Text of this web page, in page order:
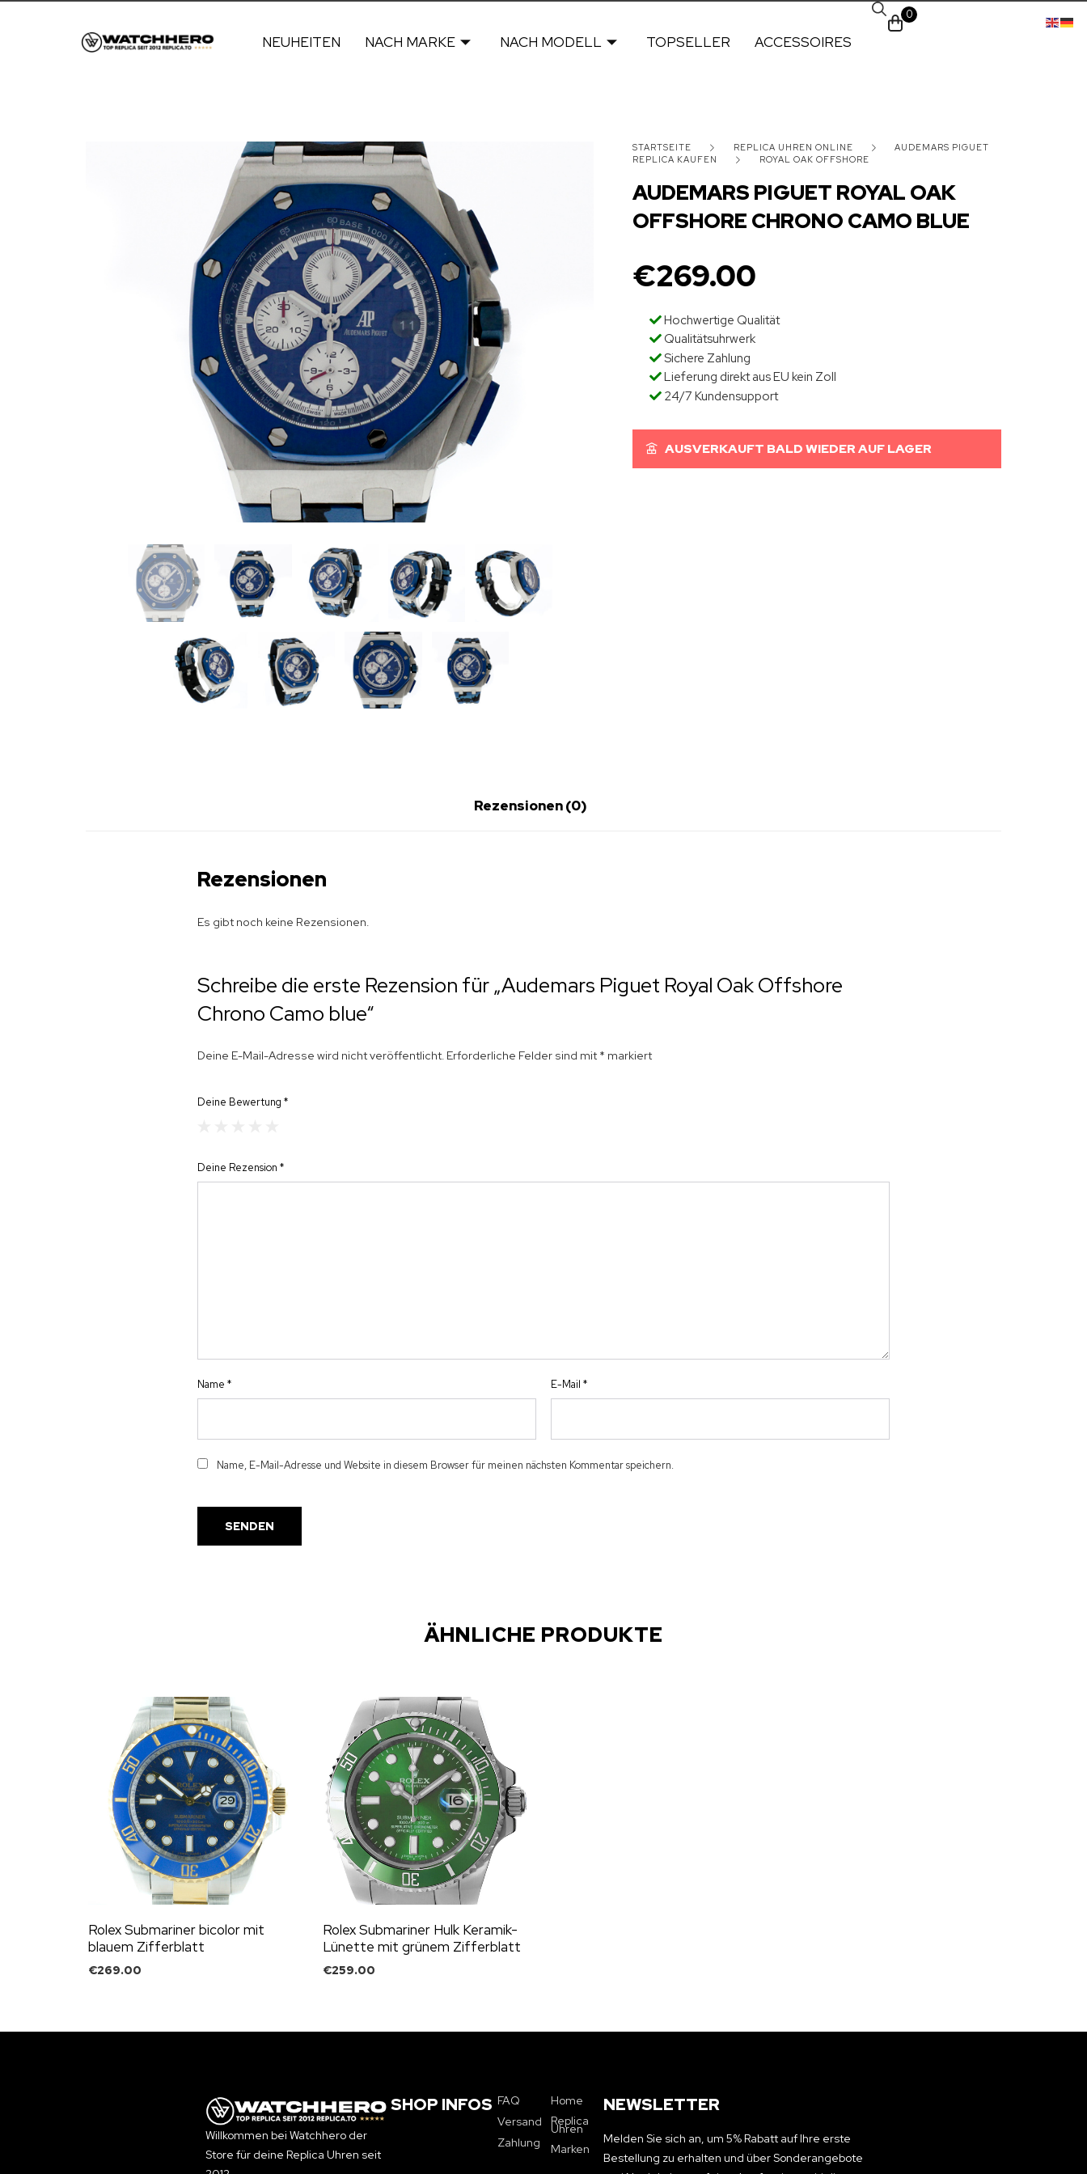
NEUHEITEN NACH MARKE NACH MODELL TOPSELLER ACCESSOIRES
0
STARTSEITE REPLICA UHREN ONLINE
AUDEMARS PIGUET
REPLICA KAUFEN
ROYAL OAK OFFSHORE
AUDEMARS PIGUET ROYAL OAK
OFFSHORE CHRONO CAMO BLUE
€269.00
Hochwertige Qualität
Qualitätsuhrwerk
Sichere Zahlung
Lieferung direkt aus EU kein Zoll
24/7 Kundensupport
AUSVERKAUFT BALD WIEDER AUF LAGER
Rezensionen (0)
Rezensionen
Es gibt noch keine Rezensionen.
Schreibe die erste Rezension für „Audemars Piguet Royal Oak Offshore
Chrono Camo blue“
Deine E-Mail-Adresse wird nicht veröffentlicht. Erforderliche Felder sind mit * markiert
Deine Bewertung*
Deine Rezension*
Name* E-Mail *
Name, E-Mail-Adresse und Website in diesem Browser für meinen nächsten Kommentar speichern.
ÄHNLICHE PRODUKTE
Rolex Submariner bicolor mit
blauem Zifferblatt
€269.00
Rolex Submariner Hulk Keramik-
Lünette mit grünem Zifferblatt
€259.00
Willkommen bei Watchhero der
Store für deine Replica Uhren seit
SHOP INFOS FAQ
Versand
Zahlung
Home
Replica
Uhren
Marken
NEWSLETTER
Melden Sie sich an, um 5% Rabatt auf Ihre erste
Bestellung zu erhalten und über Sonderangebote